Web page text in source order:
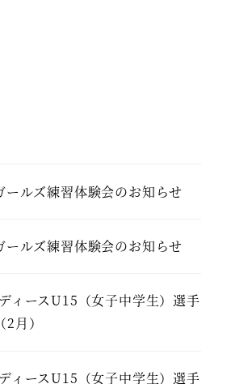
ールズ練習体験会のお知らせ
ールズ練習体験会のお知らせ
ィースU15（女子中学生）選手
月）
ィースU15（女子中学生）選手